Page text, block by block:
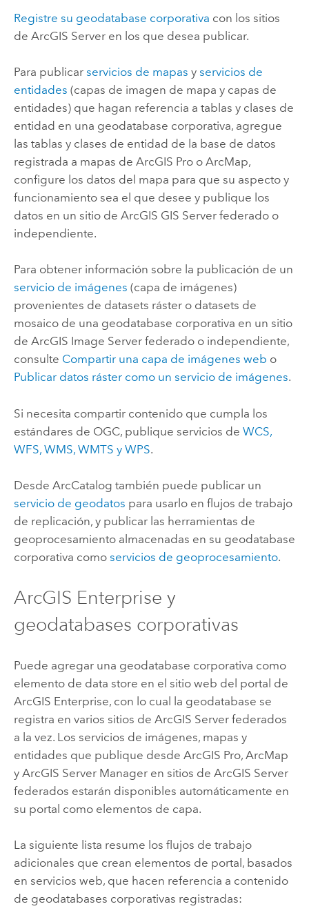
Registre su geodatabase corporativa con los sitios
de ArcGIS Serveren los que desea publicar.
Para publicar servicios de mapas y servicios de
entidades (capas de imagen de mapa y capas de
entidades) que hagan referencia a tablas y clases de
entidad en una geodatabase corporativa, agregue
las tablas y clases de entidad de la base de datos
registrada a mapas de ArcGIS Proo ArcMap,
configure los datos del mapa para que su aspecto y
funcionamiento sea el que desee y publique los
datos en un sitio de ArcGIS GIS Serverfederado o
independiente.
Para obtener información sobre la publicación de un
servicio de imágenes (capa de imágenes)
provenientes de datasets ráster o datasets de
mosaico de una geodatabase corporativa en un sitio
de ArcGIS Image Serverfederado o independiente,
consulte Compartir una capa de imágenes web o
Publicar datos ráster como un servicio de imágenes.
Si necesita compartir contenido que cumpla los
estándares de OGC, publique servicios de WCS,
WFS, WMS, WMTS y WPS.
Desde ArcCatalog también puede publicar un
servicio de geodatos para usarlo en flujos de trabajo
de replicación, y publicar las herramientas de
geoprocesamiento almacenadas en su geodatabase
corporativa como servicios de geoprocesamiento.
ArcGIS Enterprise y
geodatabases corporativas
Puede agregar una geodatabase corporativa como
elemento de data store en el sitio web del portal de
ArcGIS Enterprise, con lo cual la geodatabase se
registra en varios sitios de ArcGIS Serverfederados
a la vez. Los servicios de imágenes, mapas y
entidades que publique desde ArcGIS Pro, ArcMap
y ArcGIS Server Manageren sitios de ArcGIS Server
federados estarán disponibles automáticamente en
su portal como elementos de capa.
La siguiente lista resume los flujos de trabajo
adicionales que crean elementos de portal, basados
en servicios web, que hacen referencia a contenido
de geodatabases corporativas registradas: